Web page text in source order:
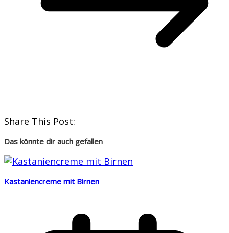
Share This Post:
Das könnte dir auch gefallen
Kastaniencreme mit Birnen